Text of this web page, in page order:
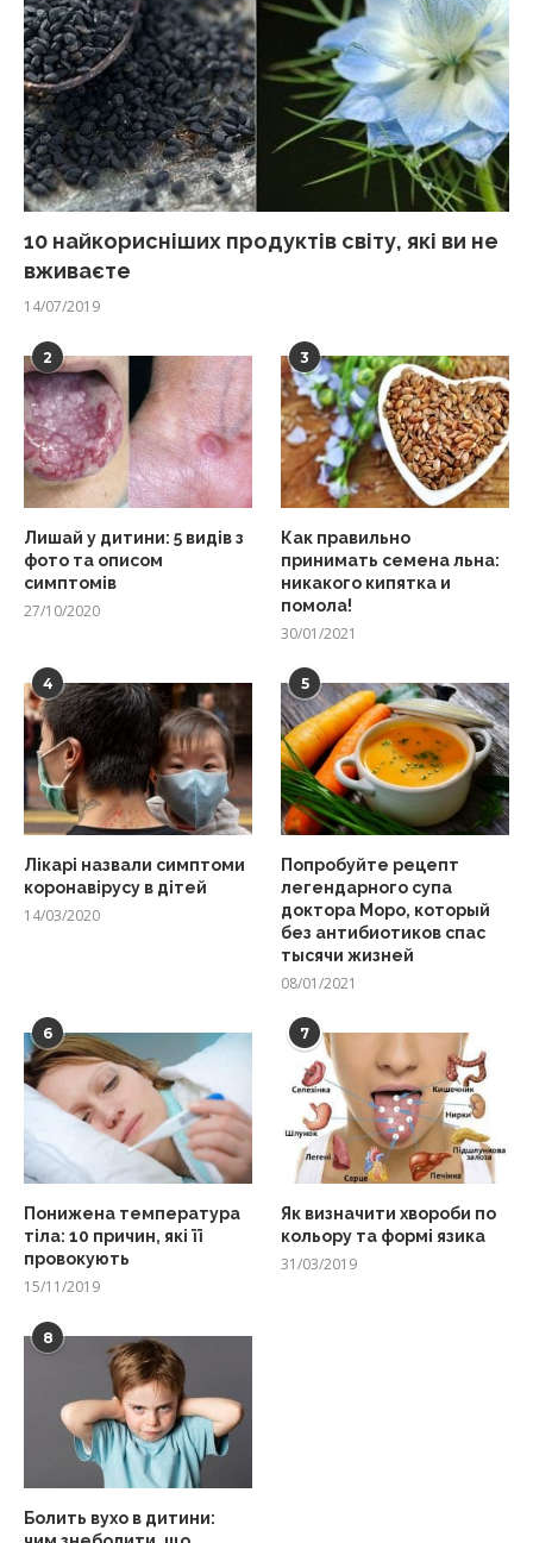
10 найкорисніших продуктів світу, які ви не
вживаєте
14/07/2019
2
Лишай у дитини: 5 видів з
фото та описом
симптомів
27/10/2020
3
Как правильно
принимать семена льна:
никакого кипятка и
помола!
30/01/2021
4
Лікарі назвали симптоми
коронавірусу в дітей
14/03/2020
5
Попробуйте рецепт
легендарного супа
доктора Моро, который
без антибиотиков спас
тысячи жизней
08/01/2021
6
Понижена температура
тіла: 10 причин, які її
провокують
15/11/2019
7
Як визначити хвороби по
кольору та формі язика
31/03/2019
8
Болить вухо в дитини: